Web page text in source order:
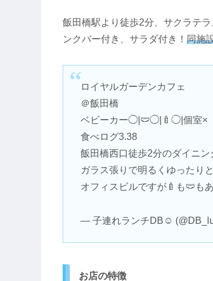
飯田橋駅より徒歩2分、サクラテ
ンクバー付き、サラダ付き！ 同施
ロイヤルガーデンカフェ
＠飯田橋
ベビーカー◯|🩲◯|🍼◯|個室×
食べログ3.38
飯田橋西口徒歩2分のダイニン
ガラス張りで明るくゆったり
オフィスビルですが🍼も🩲も
— 子連れランチDB☺︎
お店の特徴